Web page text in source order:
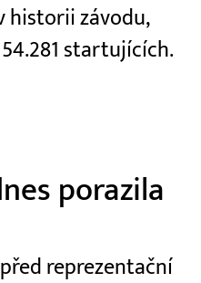
historii závodu,
startujících.
porazila
reprezentační